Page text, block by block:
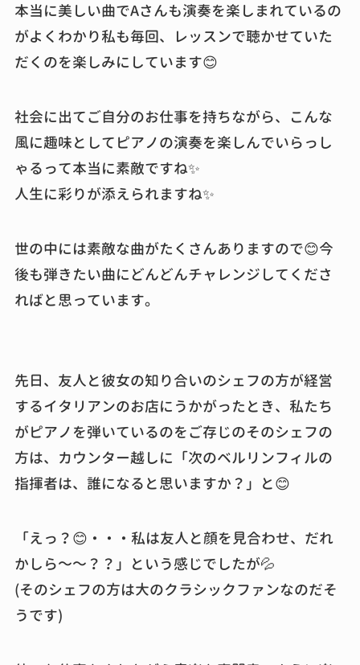
本当に美しい曲でAさんも演奏を楽しまれているの
がよくわかり私も毎回、レッスンで聴かせていた
だくのを楽しみにしています😊
社会に出てご自分のお仕事を持ちながら、こんな
風に趣味としてピアノの演奏を楽しんでいらっし
ゃるって本当に素敵ですね✨
人生に彩りが添えられますね✨
世の中には素敵な曲がたくさんありますので😊今
後も弾きたい曲にどんどんチャレンジしてくださ
ればと思っています。
先日、友人と彼女の知り合いのシェフの方が経営
するイタリアンのお店にうかがったとき、私たち
がピアノを弾いているのをご存じのそのシェフの
方は、カウンター越しに「次のベルリンフィルの
指揮者は、誰になると思いますか？」と😊
「えっ？😊・・・私は友人と顔を見合わせ、だれ
かしら～～？？」という感じでしたが💦
(そのシェフの方は大のクラシックファンなのだそ
うです)